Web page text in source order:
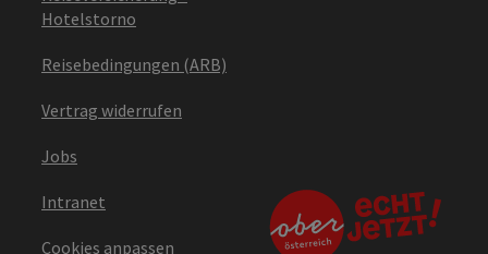
Hotelstorno
Reisebedingungen (ARB)
Vertrag widerrufen
Jobs
Intranet
Cookies anpassen